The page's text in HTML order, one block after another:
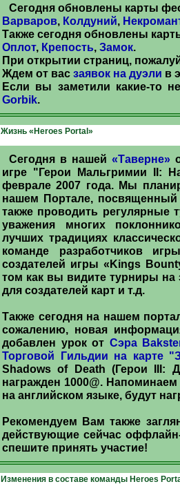
Сегодня обновлены карты
Варваров, Колдуний,
Также сегодня обновлены
Оплот, Крепость, Замок.
При открытии страниц,
Ждем от вас заявок на дуэли в
Если вы заметили какие-то
Gorbik.
Жизнь «Heroes Portal»
Сегодня в нашей «Таверне»
игре "Герои Мальгримии II:
феврале 2007 года. Мы
нашем Портале, посвященный
также проводить регулярные
уважения многих
лучших традициях
команде разработчиков
создателей игры «Kings
том как вы видите турниры
для создателей карт и т.д.
Также сегодня на нашем
сожалению, новая
добавлен урок от Сэра
Торговой Гильдии на карте
Shadows of Death (Герои III:
награжден 1000@.
на английском языке, будут
Рекомендуем Вам также
действующие сейчас
спешите принять участие!
Изменения в составе команды Heroes